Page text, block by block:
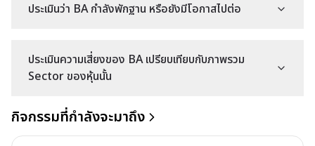
ประเมินว่า BA กำลังพักฐาน หรือยังมีโอกาสไปต่อ
ประเมินความเสี่ยงของ BA เปรียบเทียบกับภาพรวม
Sector ของหุ้นนั้น
กิจกรรมที่กำลังจะมาถึง